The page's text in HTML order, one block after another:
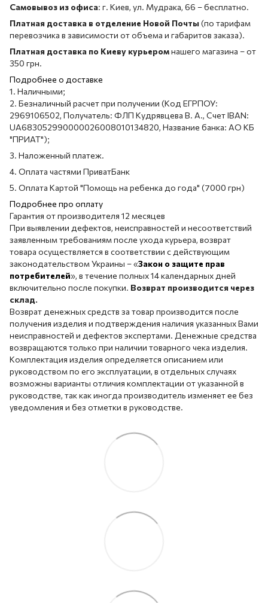
Самовывоз из офиса: г. Киев, ул. Мудрака, 66 – бесплатно.
Платная доставка в отделение Новой Почты(по тарифам
перевозчика в зависимости от объема и габаритов заказа).
Платная доставка по Киеву курьеромнашего магазина – от
350 грн.
Подробнее о доставке
1. Наличными;
2. Безналичный расчет при получении (Код ЕГРПОУ:
2969106502, Получатель: ФЛП Кудрявцева В. А., Счет IBAN:
UA683052990000026008010134820, Название банка: АО КБ
"ПРИАТ");
3. Наложенный платеж.
4. Оплата частями ПриватБанк
5. Оплата Картой "Помощь на ребенка до года" (7000 грн)
Подробнее про оплату
Гарантия от производителя 12 месяцев
При выявлении дефектов, неисправностей и несоответствий
заявленным требованиям после ухода курьера, возврат
товара осуществляется в соответствии с действующим
законодательством Украины – «Закон о защите прав
потребителей», в течение полных 14 календарных дней
включительно после покупки. Возврат производится через
склад.
Возврат денежных средств за товар производится после
получения изделия и подтверждения наличия указанных Вами
неисправностей и дефектов экспертами. Денежные средства
возвращаются только при наличии товарного чека изделия.
Комплектация изделия определяется описанием или
руководством по его эксплуатации, в отдельных случаях
возможны варианты отличия комплектации от указанной в
руководстве, так как иногда производитель изменяет ее без
уведомления и без отметки в руководстве.